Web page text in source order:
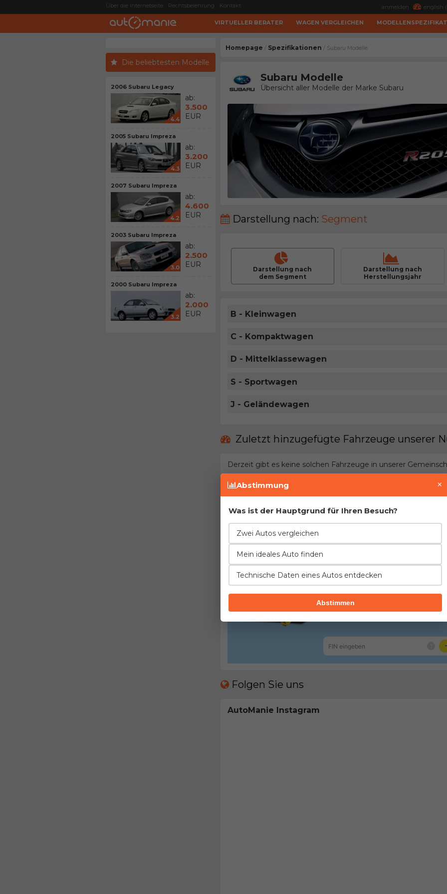
Über die Internetseite Rechtsbelehrung Kontakt anmelden english
VIRTUELLER BERATER WAGEN VERGLEICHEN
Die beliebtesten Modelle
2006 Subaru Legacy
4.4
ab:
3.500
EUR
2005 Subaru Impreza
4.3
ab:
3.200
EUR
2007 Subaru Impreza
4.2
ab:
4.600
EUR
2003 Subaru Impreza
3.0
ab:
2.500
EUR
2000 Subaru Impreza
3.2
ab:
2.000
EUR
Homepage / Spezifikationen / Subaru Modelle
Subaru Modelle
Übersicht aller Modelle der Marke Subaru
Darstellung nach: Segment
Darstellung nach
dem Segment
Darstellung nach
Herstellungsjahr
B - Kleinwagen
C - Kompaktwagen
D - Mittelklassewagen
S - Sportwagen
J - Geländewagen
Zuletzt hinzugefügte Fahrzeuge unserer
Derzeit gibt es keine solchen Fahrzeuge in unserer
Treten Sie der Gemeinschaft bei und fügen
Fahrzeughistorie prüfen
Folgen Sie uns
AutoManie Instagram
Abstimmung ×
Was ist der Hauptgrund für Ihren Besuch?
Zwei Autos vergleichen
Mein ideales Auto finden
Technische Daten eines Autos entdecken
Abstimmen